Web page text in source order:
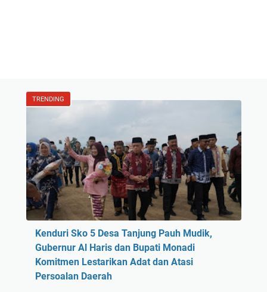
TRENDING
Kenduri Sko 5 Desa Tanjung Pauh Mudik,
Gubernur Al Haris dan Bupati Monadi
Komitmen Lestarikan Adat dan Atasi
Persoalan Daerah